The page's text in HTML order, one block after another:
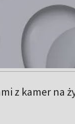
z kamer na